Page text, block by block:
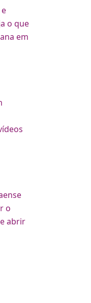
o que
em
o
abrir